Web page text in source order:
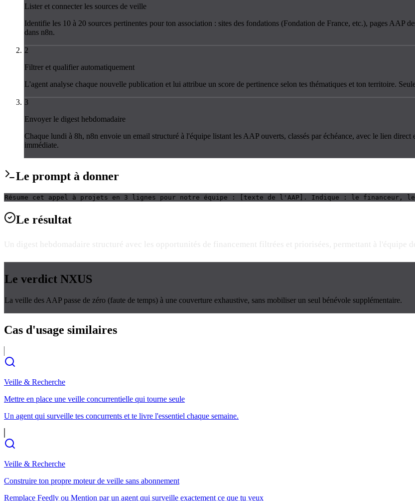
Lister et connecter les sources de veille
Identifie les 10 à 20 sources pertinentes pour ton association : sites des fondations (Fondation de France, etc.), pages AAP
dans n8n.
2
Filtrer et qualifier automatiquement
L'agent analyse chaque nouvelle publication et lui attribue un score de pertinence selon tes thématiques et ton territoire.
3
Envoyer le digest hebdomadaire
Chaque lundi à 8h, n8n envoie un email structuré à l'équipe listant les AAP ouverts, classés par échéance, avec le lien
immédiate.
Le prompt à donner
Résume cet appel à projets en 3 lignes pour notre équipe : [texte de l'AAP]. Indique : le financeur,
Le résultat
Un digest hebdomadaire structuré avec les opportunités de financement filtrées et priorisées, permettant à l'équipe
Le verdict NXUS
La veille des AAP passe de zéro (faute de temps) à une couverture exhaustive, sans mobiliser un seul bénévole supplémentaire.
Cas d'usage similaires
Veille & Recherche
Mettre en place une veille concurrentielle qui tourne seule
Un agent qui surveille tes concurrents et te livre l'essentiel chaque semaine.
Veille & Recherche
Construire ton propre moteur de veille sans abonnement
Remplace Feedly ou Mention par un agent qui surveille exactement ce que tu veux